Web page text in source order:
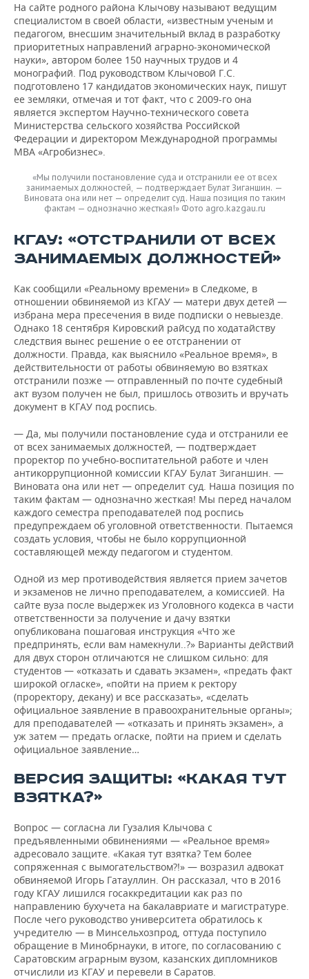
На сайте родного района Клычову называют ведущим
специалистом в своей области, «известным ученым и
педагогом, внесшим значительный вклад в разработку
приоритетных направлений аграрно-экономической
науки», автором более 150 научных трудов и 4
монографий. Под руководством Клычовой Г.С.
подготовлено 17 кандидатов экономических наук, пишут
ее земляки, отмечая и тот факт, что с 2009-го она
является экспертом Научно-технического совета
Министерства сельского хозяйства Российской
Федерации и директором Международной программы
MBA «Агробизнес».
«Мы получили постановление суда и отстранили ее от всех
занимаемых должностей, — подтверждает Булат Зиганшин. —
Виновата она или нет — определит суд. Наша позиция по таким
фактам — однозначно жесткая!» Фото agro.kazgau.ru
КГАУ: «ОТСТРАНИЛИ ОТ ВСЕХ
ЗАНИМАЕМЫХ ДОЛЖНОСТЕЙ»
Как сообщили «Реальному времени» в Следкоме, в
отношении обвиняемой из КГАУ — матери двух детей —
избрана мера пресечения в виде подписки о невыезде.
Однако 18 сентября Кировский райсуд по ходатайству
следствия вынес решение о ее отстранении от
должности. Правда, как выяснило «Реальное время», в
действительности от работы обвиняемую во взятках
отстранили позже — отправленный по почте судебный
акт вузом получен не был, пришлось отвозить и вручать
документ в КГАУ под роспись.
— Да, мы получили постановление суда и отстранили ее
от всех занимаемых должностей, — подтверждает
проректор по учебно-воспитательной работе и член
антикоррупционной комиссии КГАУ Булат Зиганшин. —
Виновата она или нет — определит суд. Наша позиция по
таким фактам — однозначно жесткая! Мы перед началом
каждого семестра преподавателей под роспись
предупреждаем об уголовной ответственности. Пытаемся
создать условия, чтобы не было коррупционной
составляющей между педагогом и студентом.
Одной из мер противодействия является прием зачетов
и экзаменов не лично преподавателем, а комиссией. На
сайте вуза после выдержек из Уголовного кодекса в части
ответственности за получение и дачу взятки
опубликована пошаговая инструкция «Что же
предпринять, если вам намекнули..?» Варианты действий
для двух сторон отличаются не слишком сильно: для
студентов — «отказать и сдавать экзамен», «предать факт
широкой огласке», «пойти на прием к ректору
(проректору, декану) и все рассказать», «сделать
официальное заявление в правоохранительные органы»;
для преподавателей — «отказать и принять экзамен», а
уж затем — предать огласке, пойти на прием и сделать
официальное заявление…
ВЕРСИЯ ЗАЩИТЫ: «КАКАЯ ТУТ
ВЗЯТКА?»
Вопрос — согласна ли Гузалия Клычова с
предъявленными обвинениями — «Реальное время»
адресовало защите. «Какая тут взятка? Тем более
сопряженная с вымогательством?!» — возразил адвокат
обвиняемой Игорь Гатауллин. Он рассказал, что в 2016
году КГАУ лишился госаккредитации как раз по
направлению бухучета на бакалавриате и магистратуре.
После чего руководство университета обратилось к
учредителю — в Минсельхозпрод, оттуда поступило
обращение в Минобрнауки, в итоге, по согласованию с
Саратовским аграрным вузом, казанских дипломников
отчислили из КГАУ и перевели в Саратов.